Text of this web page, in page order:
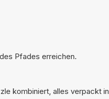
Pfades erreichen.
kombiniert, alles verpackt in